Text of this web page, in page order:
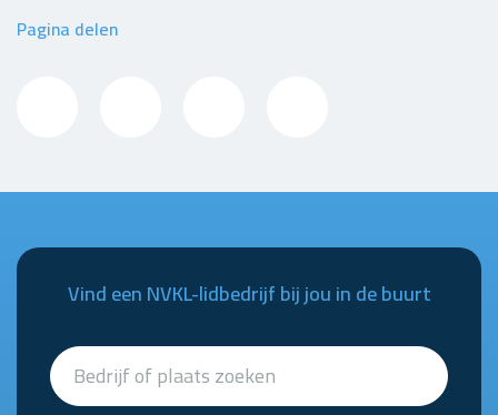
Pagina delen
Vind een NVKL-lidbedrijf bij jou in de buurt